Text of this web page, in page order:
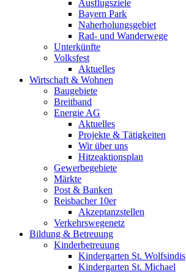
Ausflugsziele
Bayern Park
Naherholungsgebiet
Rad- und Wanderwege
Unterkünfte
Volksfest
Aktuelles
Wirtschaft & Wohnen
Baugebiete
Breitband
Energie AG
Aktuelles
Projekte & Tätigkeiten
Wir über uns
Hitzeaktionsplan
Gewerbegebiete
Märkte
Post & Banken
Reisbacher 10er
Akzeptanzstellen
Verkehrswegenetz
Bildung & Betreuung
Kinderbetreuung
Kindergarten St. Wolfsindis
Kindergarten St. Michael